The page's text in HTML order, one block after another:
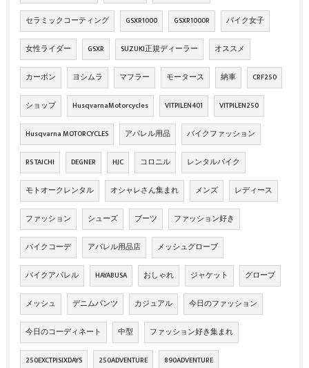
セラミックコーティング GSXR1000 GSXR1000R バイク女子
女性ライダー GSXR SUZUKI正規ディーラー オススメ
カーボン ヨシムラ マフラー モータース 納車 CRF250
ショップ HusqvarnaMotorcycles VITPILEN401 VITPILEN250
Husqvarna MOTORCYCLES アパレル用品 バイクファッション
RS TAICHI DEGNER HJC コロニル レンタルバイク
モトオークレンタル オシャレさん集まれ メンズ レディース
ファッション シューズ ブーツ ファッション好き
バイクコーデ アパレル用品店 メッシュグローブ
バイクアパレル HAYABUSA おしゃれ ジャケット グローブ
メッシュ デニムパンツ カジュアル 今日のファッション
今日のコーディネート 中型 ファッション好き集まれ
250EXCTPISIXDAYS 250ADVENTURE 890ADVENTURE